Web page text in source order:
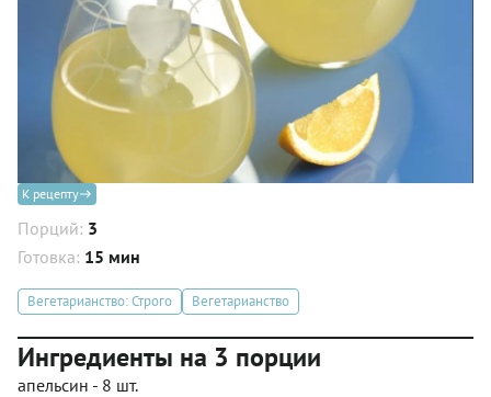
К рецепту
Порций: 3
Готовка: 15 мин
Вегетарианство: Строго Вегетарианство
Ингредиенты на 3 порции
апельсин - 8 шт.